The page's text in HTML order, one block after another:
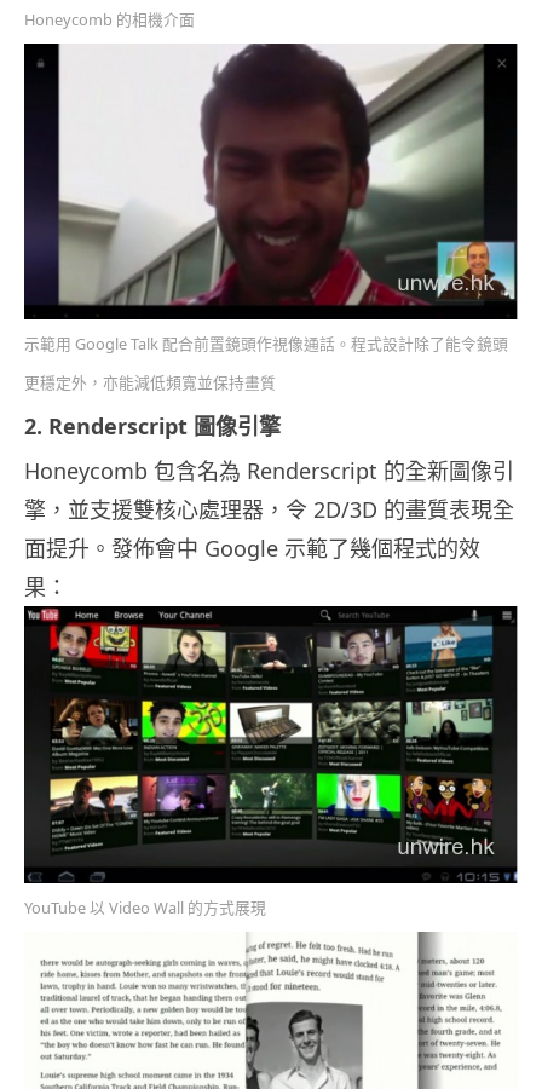
Honeycomb 的相機介面
示範用 Google Talk 配合前置鏡頭作視像通話。程式設計除了能令鏡頭
更穩定外，亦能減低頻寬並保持畫質
2. Renderscript 圖像引擎
Honeycomb 包含名為 Renderscript 的全新圖像引
擎，並支援雙核心處理器，令 2D/3D 的畫質表現全
面提升。發佈會中 Google 示範了幾個程式的效
果：
YouTube 以 Video Wall 的方式展現